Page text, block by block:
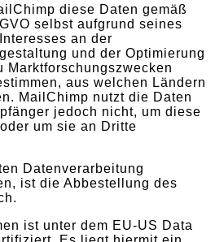
diese Daten gemäß
selbst aufgrund seines
an der
und der Optimierung
Marktforschungszwecken
aus welchen Ländern
MailChimp nutzt die Daten
jedoch nicht, um diese
um sie an Dritte
Datenverarbeitung
ist die Abbestellung des
ist unter dem EU-US Data